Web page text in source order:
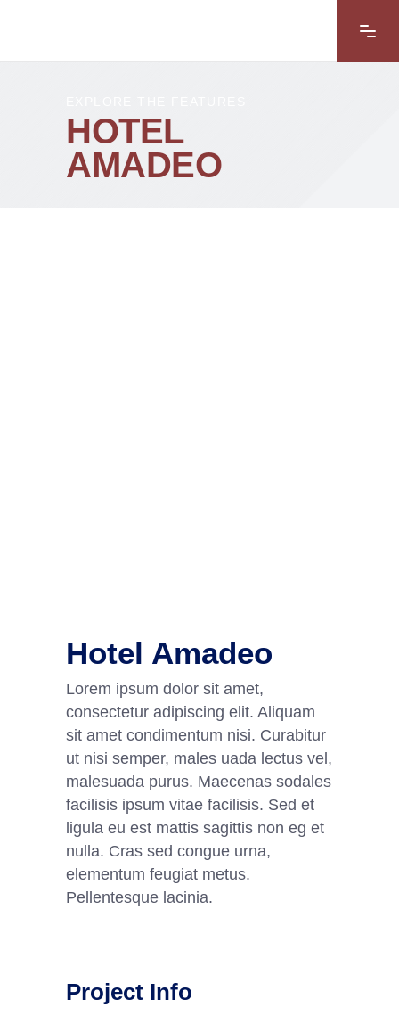
HOTEL
AMADEO
Hotel Amadeo
Lorem ipsum dolor sit amet,
consectetur adipiscing elit. Aliquam
sit amet condimentum nisi. Curabitur
ut nisi semper, males uada lectus vel,
malesuada purus. Maecenas sodales
facilisis ipsum vitae facilisis. Sed et
ligula eu est mattis sagittis non eg et
nulla. Cras sed congue urna,
elementum feugiat metus.
Pellentesque lacinia.
Project Info